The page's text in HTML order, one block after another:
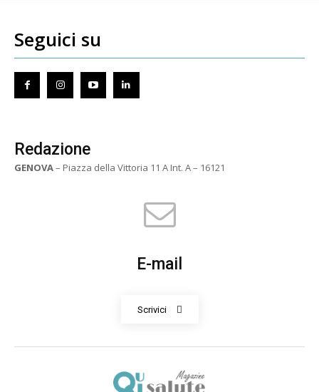
Seguici su
Redazione
GENOVA– Piazza della Vittoria 11 A Int. A – 16121
E-mail
Scrivici